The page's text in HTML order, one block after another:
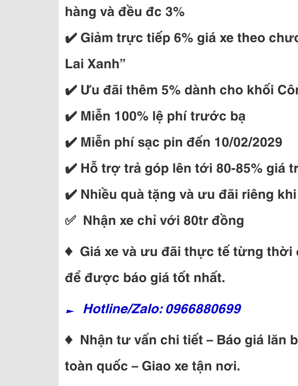
hàng và đều đc 3%
✔️ Giảm trực tiếp 6% giá xe theo
Lai Xanh”
✔️ Ưu đãi thêm 5% dành cho khối
✔️ Miễn 100% lệ phí trước bạ
✔️ Miễn phí sạc pin đến 10/02/2029
✔️ Hỗ trợ trả góp lên tới 80-85% giá
✔️ Nhiều quà tặng và ưu đãi riêng
✅ Nhận xe chỉ với 80tr đồng
♦ Giá xe và ưu đãi thực tế từng thời
để được báo giá tốt nhất.
► Hotline/Zalo: 0966880699
♦ Nhận tư vấn chi tiết – Báo giá lăn
toàn quốc – Giao xe tận nơi.